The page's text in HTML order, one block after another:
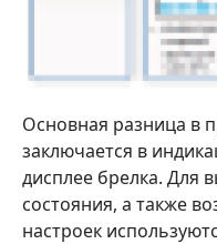
Основная разница в
заключается в
дисплее брелка. Для
состояния, а также
настроек